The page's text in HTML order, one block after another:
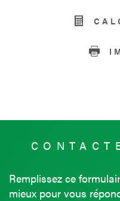
Remplissez ce
mieux pour vous